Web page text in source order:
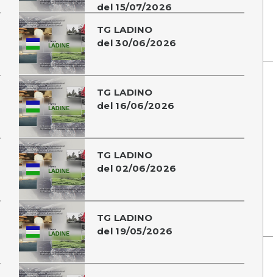
del 15/07/2026
TG LADINO
del 30/06/2026
TG LADINO
del 16/06/2026
TG LADINO
del 02/06/2026
TG LADINO
del 19/05/2026